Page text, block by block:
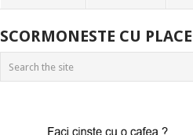
SCORMONESTE CU